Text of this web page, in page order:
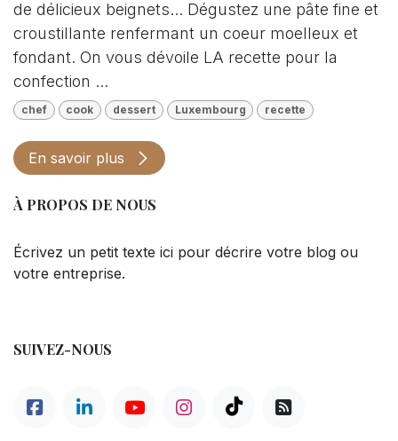
de délicieux beignets... Dégustez une pâte fine et
croustillante renfermant un coeur moelleux et
fondant. On vous dévoile LA recette pour la
confection ...
chef cook dessert Luxembourg recette
En savoir plus
À PROPOS DE NOUS
Écrivez un petit texte ici pour décrire votre blog ou
votre entreprise.
SUIVEZ-NOUS